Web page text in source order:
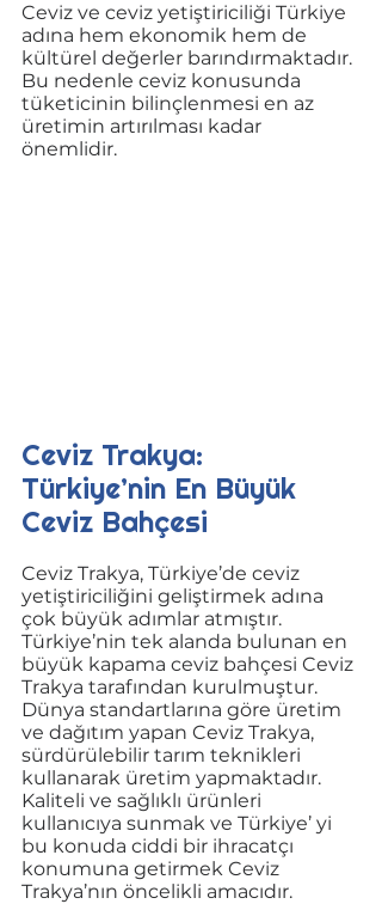
Ceviz ve ceviz yetiştiriciliği Türkiye
adına hem ekonomik hem de
kültürel değerler barındırmaktadır.
Bu nedenle ceviz konusunda
tüketicinin bilinçlenmesi en az
üretimin artırılması kadar
önemlidir.
Ceviz Trakya:
Türkiye’nin En Büyük
Ceviz Bahçesi
Ceviz Trakya, Türkiye’de ceviz
yetiştiriciliğini geliştirmek adına
çok büyük adımlar atmıştır.
Türkiye’nin tek alanda bulunan en
büyük kapama ceviz bahçesi Ceviz
Trakya tarafından kurulmuştur.
Dünya standartlarına göre üretim
ve dağıtım yapan Ceviz Trakya,
sürdürülebilir tarım teknikleri
kullanarak üretim yapmaktadır.
Kaliteli ve sağlıklı ürünleri
kullanıcıya sunmak ve Türkiye’ yi
bu konuda ciddi bir ihracatçı
konumuna getirmek Ceviz
Trakya’nın öncelikli amacıdır.